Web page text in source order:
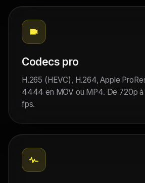
Codecs pro
H.265 (HEVC), H.264, Apple
4444 en MOV ou MP4. De 720p
fps.